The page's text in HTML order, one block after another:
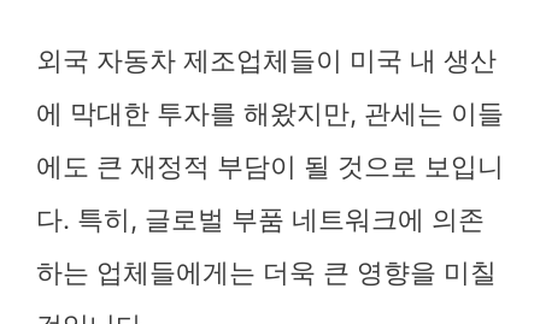
외국 자동차 제조업체들이 미국 내 생산
에 막대한 투자를 해왔지만, 관세는 이들
에도 큰 재정적 부담이 될 것으로 보입니
다. 특히, 글로벌 부품 네트워크에 의존
하는 업체들에게는 더욱 큰 영향을 미칠